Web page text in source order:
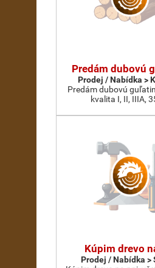
Predám dubovú
Prodej / Nabídka >
Predám dubovú
kvalita I, II, IIIA,
Kúpim drevo
Prodej / Nabídka >